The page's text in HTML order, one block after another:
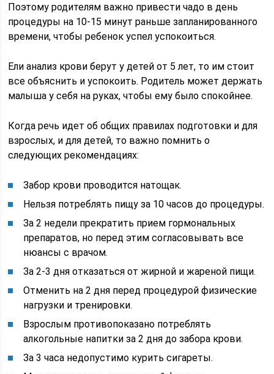
Поэтому родителям важно привести чадо в день
процедуры на 10-15 минут раньше запланированного
времени, чтобы ребенок успел успокоиться.
Ели анализ крови берут у детей от 5 лет, то им стоит
все объяснить и успокоить. Родитель может держать
малыша у себя на руках, чтобы ему было спокойнее.
Когда речь идет об общих правилах подготовки и для
взрослых, и для детей, то важно помнить о
следующих рекомендациях:
Забор крови проводится натощак.
Нельзя потреблять пищу за 10 часов до процедуры.
За 2 недели прекратить прием гормональных
препаратов, но перед этим согласовывать все
нюансы с врачом.
За 2-3 дня отказаться от жирной и жареной пищи.
Отменить на 2 дня перед процедурой физические
нагрузки и тренировки.
Взрослым противопоказано потреблять
алкогольные напитки за 2 дня до забора крови.
За 3 часа недопустимо курить сигареты.